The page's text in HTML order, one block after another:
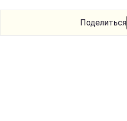
Поделиться